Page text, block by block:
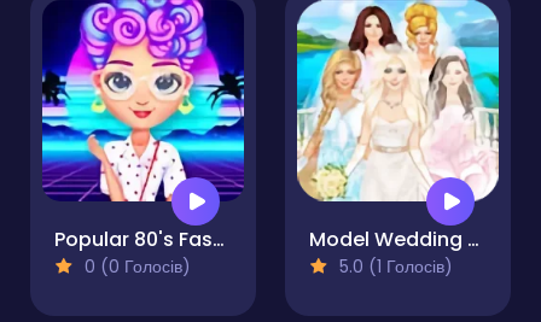
Popular 80's Fashion Trends
0 (0 Голосів)
Model Wedding - Girl Games
5.0 (1 Голосів)